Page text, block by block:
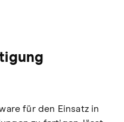
für den Einsatz in